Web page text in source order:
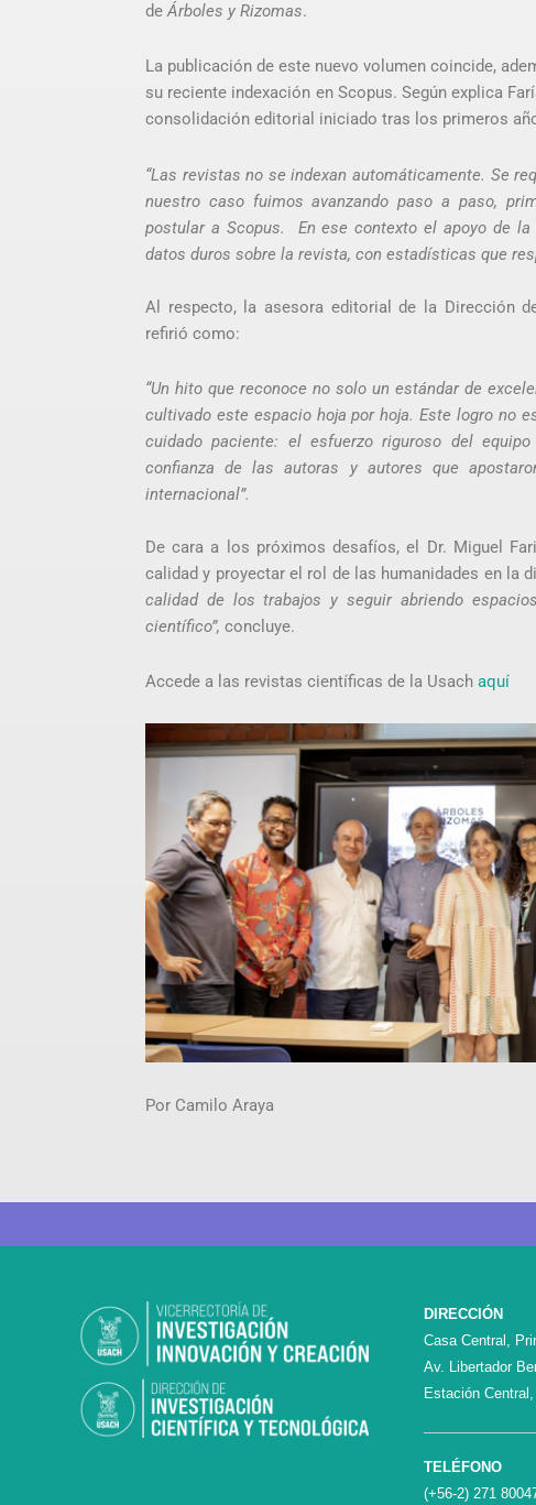
deÁrboles y Rizomas.
La publicación de este nuevo volumen coincide,
su reciente indexación en Scopus. Según explica
consolidación editorial iniciado tras los primeros
“Las revistas no se indexan automáticamente. Se
nuestro caso fuimos avanzando paso a paso,
postular a Scopus. En ese contexto el apoyo de
datos duros sobre la revista, con estadísticas que
Al respecto, la asesora editorial de la Dirección
refirió como:
“Un hito que reconoce no solo un estándar de
cultivado este espacio hoja por hoja. Este logro no
cuidado paciente: el esfuerzo riguroso del
confianza de las autoras y autores que
internacional”.
De cara a los próximos desafíos, el Dr. Miguel
calidad y proyectar el rol de las humanidades en la
calidad de los trabajos y seguir abriendo
científico”, concluye.
Accede a las revistas científicas de la Usach aquí
Por Camilo Araya
DIRECCIÓN
Casa Central,
Av. Libertador
Estación
TELÉFONO
(+56-2) 271